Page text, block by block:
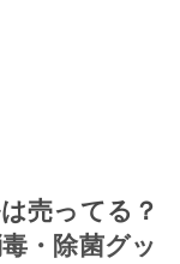
売ってる？
・除菌グッ